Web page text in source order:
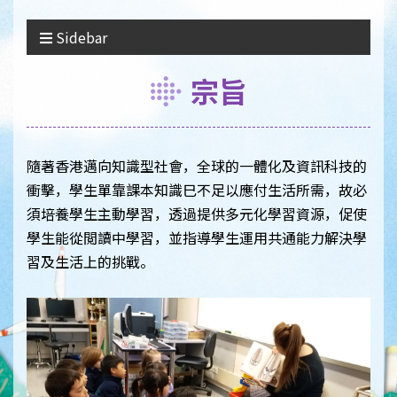
Sidebar
宗旨
隨著香港邁向知識型社會，全球的一體化及資訊科技的
衝擊，學生單靠課本知識巳不足以應付生活所需，故必
須培養學生主動學習，透過提供多元化學習資源，促使
學生能從閲讀中學習，並指導學生運用共通能力解決學
習及生活上的挑戰。